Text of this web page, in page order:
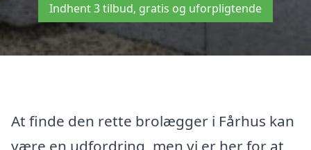
Indhent 3 tilbud, gratis og uforpligtende
At finde den rette brolægger i Fårhus kan
være en udfordring, men vi er her for at